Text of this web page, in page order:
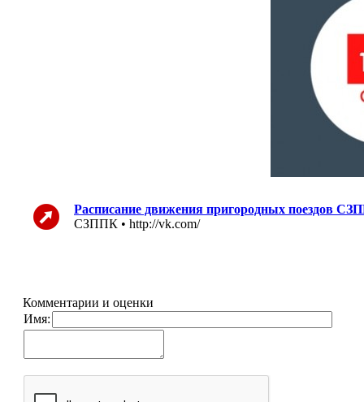
Расписание движения пригородных поездов
СЗППК • http://vk.com/
Комментарии и оценки
Имя: